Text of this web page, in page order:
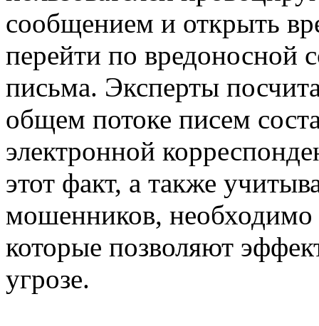
сообщением и открыть
перейти по вредоносной
письма. Эксперты
общем потоке писем
электронной
этот факт, а также
мошенников, необходимо
которые позволяют
угрозе.